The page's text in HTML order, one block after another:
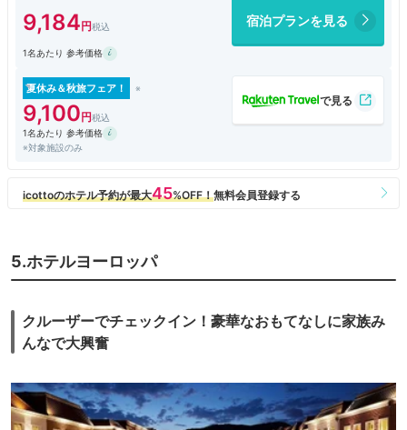
お風呂の掃除が行き届いていなかったのが残念でした。
朝食は健康レストランということで、ヘルシーなメニューが多かったで
す。
りなかったかな？
価格が安かったので、その点では満足です。
9,184 宿泊プランを見る
1名あたり 参考価格
夏休み＆秋旅フェア！
9,100
1名あたり 参考価格
※対象施設のみ
5.ホテルヨーロッパ
クルーザーでチェックイン！豪華なおもてなしに家族み
んなで大興奮